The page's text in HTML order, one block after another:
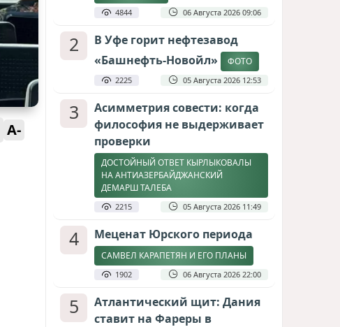
A-
4844 06 Августа 2026 09:06
2
В Уфе горит нефтезавод
«Башнефть-Новойл»
ФОТО
2225 05 Августа 2026 12:53
3
Асимметрия совести: когда
философия не выдерживает
проверки
ДОСТОЙНЫЙ ОТВЕТ КЫРЛЫКОВАЛЫ
НА АНТИАЗЕРБАЙДЖАНСКИЙ
ДЕМАРШ ТАЛЕБА
2215 05 Августа 2026 11:49
4 Меценат Юрского периода
САМВЕЛ КАРАПЕТЯН И ЕГО ПЛАНЫ
1902 06 Августа 2026 22:00
5
Атлантический щит: Дания
ставит на Фареры в